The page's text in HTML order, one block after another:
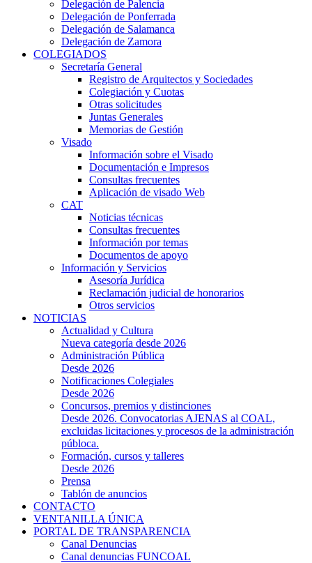
Delegación de Palencia
Delegación de Ponferrada
Delegación de Salamanca
Delegación de Zamora
COLEGIADOS
Secretaría General
Registro de Arquitectos y Sociedades
Colegiación y Cuotas
Otras solicitudes
Juntas Generales
Memorias de Gestión
Visado
Información sobre el Visado
Documentación e Impresos
Consultas frecuentes
Aplicación de visado Web
CAT
Noticias técnicas
Consultas frecuentes
Información por temas
Documentos de apoyo
Información y Servicios
Asesoría Jurídica
Reclamación judicial de honorarios
Otros servicios
NOTICIAS
Actualidad y Cultura
Nueva categoría desde 2026
Administración Pública
Desde 2026
Notificaciones Colegiales
Desde 2026
Concursos, premios y distinciones
Desde 2026. Convocatorias AJENAS al COAL,
excluidas licitaciones y procesos de la administración
públoca.
Formación, cursos y talleres
Desde 2026
Prensa
Tablón de anuncios
CONTACTO
VENTANILLA ÚNICA
PORTAL DE TRANSPARENCIA
Canal Denuncias
Canal denuncias FUNCOAL